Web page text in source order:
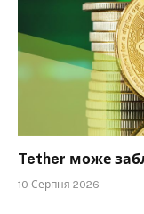
Tether може
10 Серпня 2026